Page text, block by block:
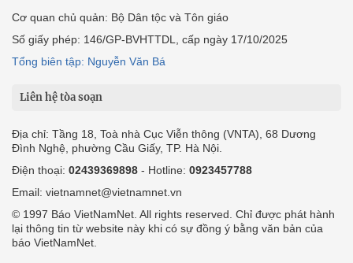
Cơ quan chủ quản: Bộ Dân tộc và Tôn giáo
Số giấy phép: 146/GP-BVHTTDL, cấp ngày 17/10/2025
Tổng biên tập: Nguyễn Văn Bá
Liên hệ tòa soạn
Địa chỉ: Tầng 18, Toà nhà Cục Viễn thông (VNTA), 68 Dương
Đình Nghệ, phường Cầu Giấy, TP. Hà Nội.
Điện thoại: 02439369898 - Hotline: 0923457788
Email: vietnamnet@vietnamnet.vn
© 1997 Báo VietNamNet. All rights reserved. Chỉ được phát hành
lại thông tin từ website này khi có sự đồng ý bằng văn bản của
báo VietNamNet.